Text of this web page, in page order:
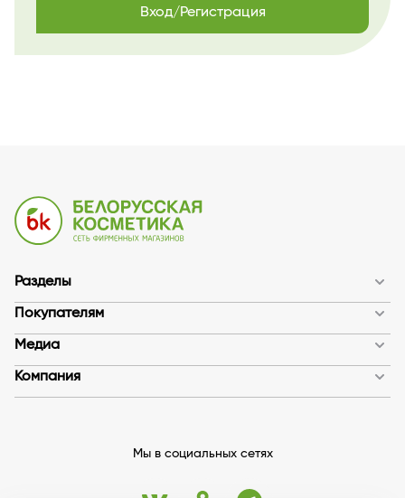
Вход/Регистрация
Разделы
Покупателям
Медиа
Компания
Мы в социальных сетях